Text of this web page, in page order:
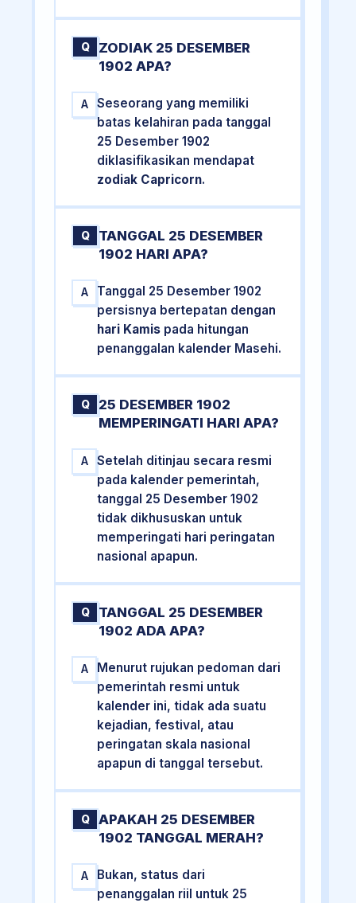
Q
ZODIAK 25 DESEMBER
1902 APA?
A
Seseorang yang memiliki
batas kelahiran pada tanggal
25 Desember 1902
diklasifikasikan mendapat
zodiak Capricorn.
Q
TANGGAL 25 DESEMBER
1902 HARI APA?
A
Tanggal 25 Desember 1902
persisnya bertepatan dengan
hari Kamis pada hitungan
penanggalan kalender Masehi.
Q
25 DESEMBER 1902
MEMPERINGATI HARI APA?
A
Setelah ditinjau secara resmi
pada kalender pemerintah,
tanggal 25 Desember 1902
tidak dikhususkan untuk
memperingati hari peringatan
nasional apapun.
Q
TANGGAL 25 DESEMBER
1902 ADA APA?
A
Menurut rujukan pedoman dari
pemerintah resmi untuk
kalender ini, tidak ada suatu
kejadian, festival, atau
peringatan skala nasional
apapun di tanggal tersebut.
Q
APAKAH 25 DESEMBER
1902 TANGGAL MERAH?
A
Bukan, status dari
penanggalan riil untuk 25